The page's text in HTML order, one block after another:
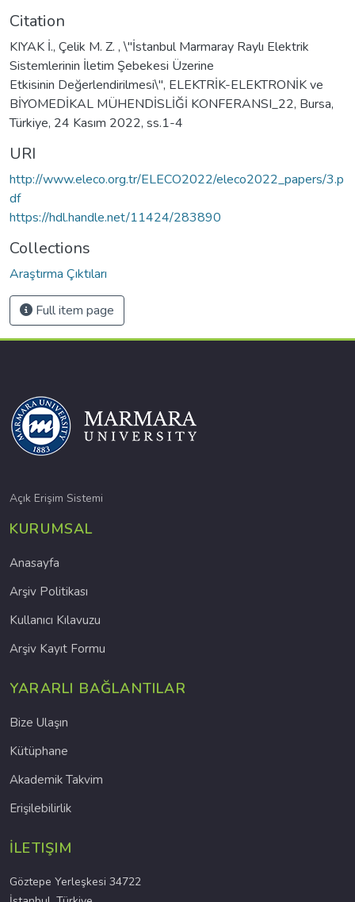
Citation
KIYAK İ., Çelik M. Z. , \"İstanbul Marmaray Raylı Elektrik
Sistemlerinin İletim Şebekesi Üzerine
Etkisinin Değerlendirilmesi\", ELEKTRİK-ELEKTRONİK ve
BİYOMEDİKAL MÜHENDİSLİĞİ KONFERANSI_22, Bursa,
Türkiye, 24 Kasım 2022, ss.1-4
URI
http://www.eleco.org.tr/ELECO2022/eleco2022_papers/3.p
df
https://hdl.handle.net/11424/283890
Collections
Araştırma Çıktıları
Full item page
Açık Erişim Sistemi
KURUMSAL
Anasayfa
Arşiv Politikası
Kullanıcı Kılavuzu
Arşiv Kayıt Formu
YARARLI BAĞLANTILAR
Bize Ulaşın
Kütüphane
Akademik Takvim
Erişilebilirlik
İLETIŞIM
Göztepe Yerleşkesi 34722